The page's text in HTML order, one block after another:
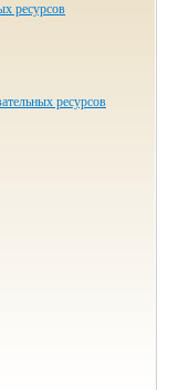
ресурсов
ресурсов